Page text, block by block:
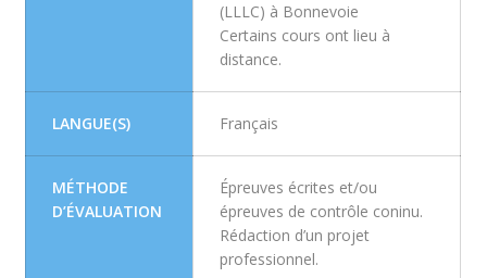
(LLLC) à Bonnevoie
Certains cours ont lieu à
distance.
LANGUE(S) Français
MÉTHODE
D’ÉVALUATION
Épreuves écrites et/ou
épreuves de contrôle coninu.
Rédaction d’un projet
professionnel.